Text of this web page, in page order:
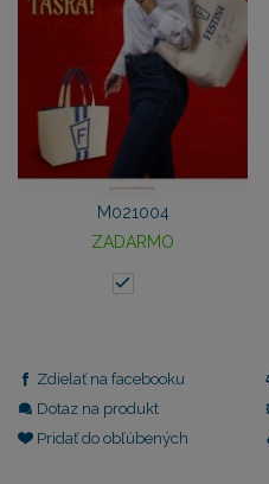
M021004
ZADARMO
Zdielať na facebooku
Dotaz na produkt
Pridať do obľúbených